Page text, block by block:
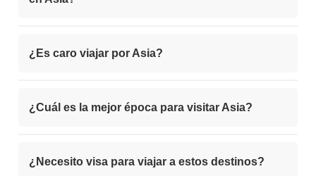
¿Es caro viajar por Asia?
¿Cuál es la mejor época para visitar Asia?
¿Necesito visa para viajar a estos destinos?